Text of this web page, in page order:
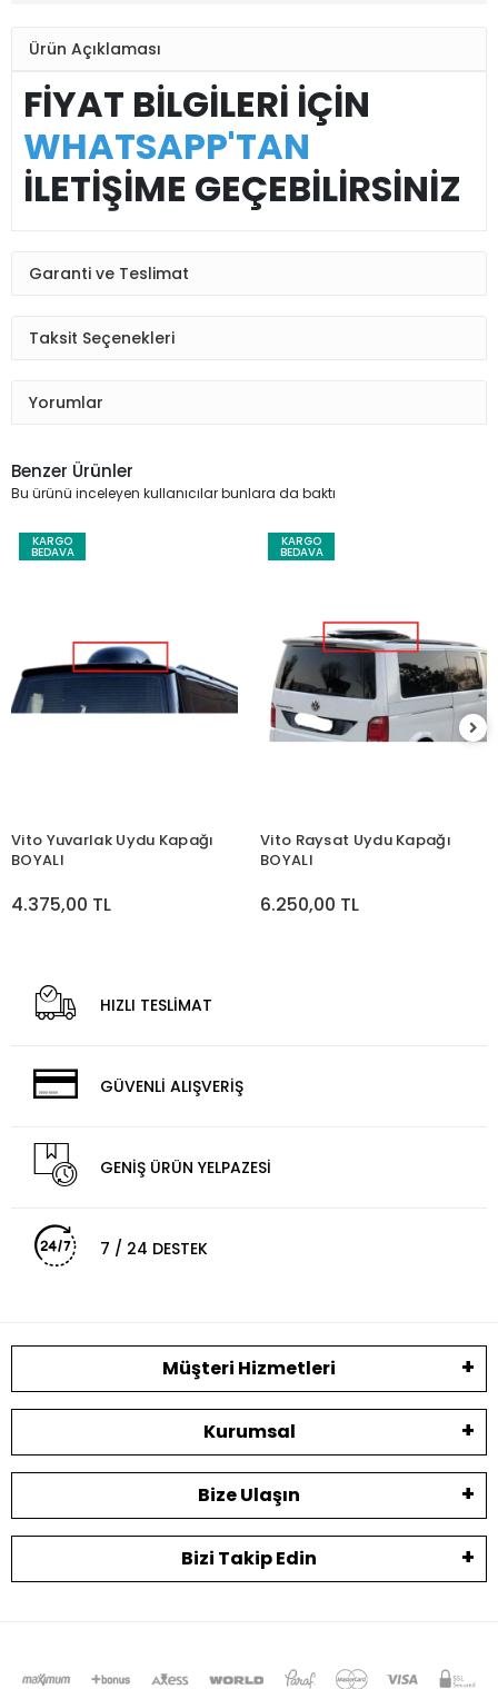
Ürün Açıklaması
FİYAT BİLGİLERİ İÇİN
WHATSAPP'TAN
İLETİŞİME GEÇEBİLİRSİNİZ
Garanti ve Teslimat
Taksit Seçenekleri
Yorumlar
Benzer Ürünler
Bu ürünü inceleyen kullanıcılar bunlara da baktı
KARGO
BEDAVA
Vito Yuvarlak Uydu Kapağı
BOYALI
4.375,00 TL
KARGO
BEDAVA
Vito Raysat Uydu Kapağı
BOYALI
6.250,00 TL
HIZLI TESLİMAT
GÜVENLİ ALIŞVERİŞ
GENİŞ ÜRÜN YELPAZESİ
7 / 24 DESTEK
Müşteri Hizmetleri
Kurumsal
Bize Ulaşın
Bizi Takip Edin